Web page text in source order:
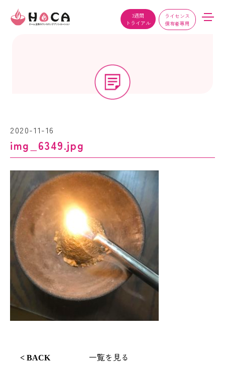
3週間
トライアル
ライセンス
保有者専用
2020-11-16
img_6349.jpg
< BACK 一覧を見る